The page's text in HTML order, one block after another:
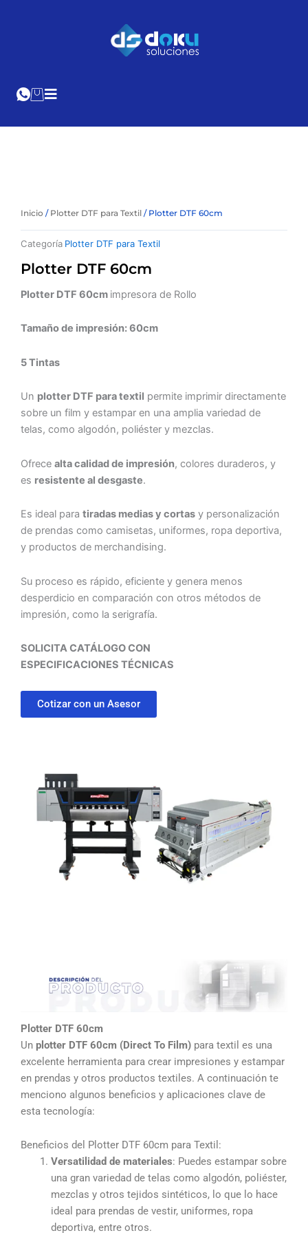
Inicio / Plotter DTF para Textil / Plotter DTF 60cm
Categoría Plotter DTF para Textil
Plotter DTF 60cm
Plotter DTF 60cm impresora de Rollo
Tamaño de impresión: 60cm
5 Tintas
Un plotter DTF para textil permite imprimir directamente
sobre un film y estampar en una amplia variedad de
telas, como algodón, poliéster y mezclas.
Ofrece alta calidad de impresión, colores duraderos, y
es resistente al desgaste.
Es ideal para tiradas medias y cortas y personalización
de prendas como camisetas, uniformes, ropa deportiva,
y productos de merchandising.
Su proceso es rápido, eficiente y genera menos
desperdicio en comparación con otros métodos de
impresión, como la serigrafía.
SOLICITA CATÁLOGO CON
ESPECIFICACIONES TÉCNICAS
Cotizar con un Asesor
Plotter DTF 60cm
Un plotter DTF 60cm (Direct To Film) para textil es una
excelente herramienta para crear impresiones y estampar
en prendas y otros productos textiles. A continuación te
menciono algunos beneficios y aplicaciones clave de
esta tecnología:
Beneficios del Plotter DTF 60cm para Textil:
Versatilidad de materiales: Puedes estampar sobre
una gran variedad de telas como algodón, poliéster,
mezclas y otros tejidos sintéticos, lo que lo hace
ideal para prendas de vestir, uniformes, ropa
deportiva, entre otros.